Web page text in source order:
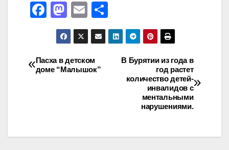
F
e
b
M
a
st
o
d
E
m
ail
o
n
В Бурятии из года в
год растет
количество детей-
инвалидов с
ментальными
нарушениями.
Пасха в детском
доме “Малышок”